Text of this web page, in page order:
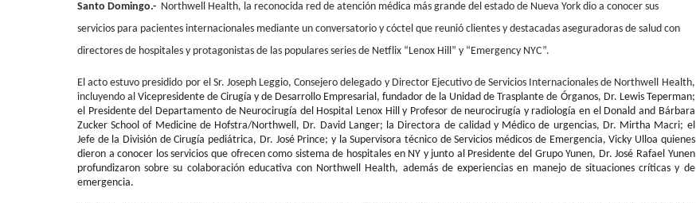
Santo Domingo.- Northwell Health, la reconocida red de atención médica más grande del estado de Nueva York dio a conocer sus
servicios para pacientes internacionales mediante un conversatorio y cóctel que reunió clientes y destacadas aseguradoras de salud con
directores de hospitales y protagonistas de las populares series de Netflix “Lenox Hill” y “Emergency NYC”.
El acto estuvo presidido por el Sr. Joseph Leggio, Consejero delegado y Director Ejecutivo de Servicios Internacionales de Northwell Health,
incluyendo alVicepresidente de Cirugía y de Desarrollo Empresarial, fundador de la Unidad de Trasplante de Órganos, Dr. Lewis Teperman;
el Presidente del Departamento de Neurocirugía del Hospital Lenox Hill y Profesor de neurocirugía yradiología en el Donald and Bárbara
Zucker School of Medicine de Hofstra/Northwell, Dr. David Langer; la Directora de calidad y Médico de urgencias, Dr. Mirtha Macri; el
Jefe de la División de Cirugía pediátrica, Dr. José Prince; y la Supervisora técnico deServicios médicos de Emergencia, Vicky Ulloa quienes
dieron a conocer los servicios que ofrecen como sistema de hospitales en NY y junto al Presidentedel Grupo Yunen, Dr. José Rafael Yunen
profundizaron sobre su colaboración educativa con Northwell Health, además de experiencias en manejo de situaciones críticas y de
emergencia.